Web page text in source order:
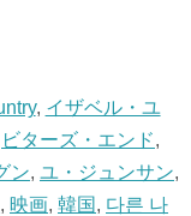
, イザベル・ユ
ビターズ・エンド,
ン, ユ・ジュンサン,
, 映画, 韓国 , 다른 나